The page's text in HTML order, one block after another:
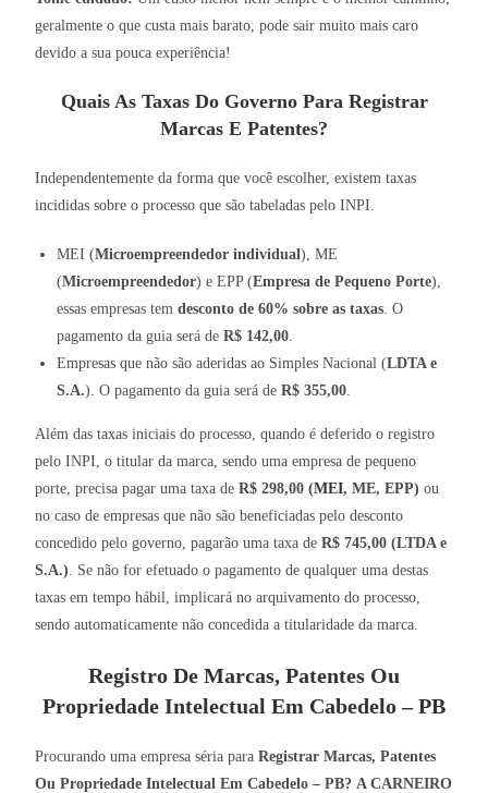
geralmente o que custa mais barato, pode sair muito mais caro
devido a sua pouca experiência!
Quais As Taxas Do Governo Para Registrar
Marcas E Patentes?
Independentemente da forma que você escolher, existem taxas
incididas sobre o processo que são tabeladas pelo INPI.
MEI (Microempreendedor individual), ME
(Microempreendedor) e EPP (Empresa de Pequeno Porte),
essas empresas temdesconto de 60% sobre as taxas . O
pagamento da guia será deR$ 142,00
Empresas que não são aderidas ao Simples Nacional (LDTA e
S.A.). O pagamento da guia será deR$ 355,00
Além das taxas iniciais do processo, quando é deferido o registro
pelo INPI, o titular da marca, sendo uma empresa de pequeno
porte, precisa pagar uma taxa deR$ 298,00 (MEI, ME, EPP) ou
no caso de empresas que não são beneficiadas pelo desconto
concedido pelo governo, pagarão uma taxa deR$ 745,00 (LTDA e
S.A.) . Se não for efetuado o pagamento de qualquer uma destas
taxas em tempo hábil, implicará no arquivamento do processo,
sendo automaticamente não concedida a titularidade da marca.
Registro De Marcas, Patentes Ou
Propriedade Intelectual Em Cabedelo – PB
Procurando uma empresa séria paraRegistrar Marcas, Patentes
Ou Propriedade Intelectual Em Cabedelo – PB? A CARNEIRO